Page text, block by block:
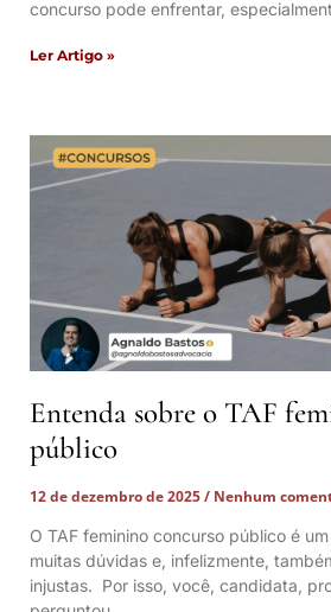
concurso pode enfrentar,
Ler Artigo »
Entenda sobre o TAF
público
12 de dezembro de 2025
Nenhum
O TAF feminino concurso público é
muitas dúvidas e, infelizmente,
injustas. Por isso, você, candidata,